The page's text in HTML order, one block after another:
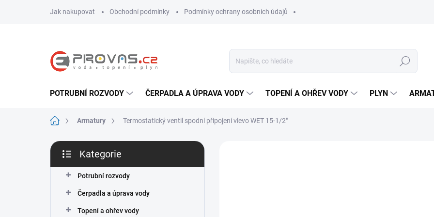
Jak nakupovat Obchodní podmínky Podmínky ochrany osobních údajů
Hledat
POTRUBNÍ ROZVODY ČERPADLA A ÚPRAVA VODY TOPENÍ A OHŘEV VODY PLYN
Domů Armatury Termostatický ventil spodní připojení vlevo WET 15-1/2"
P
s
kategorie
Kategorie
Potrubní rozvody
Čerpadla a úprava vody
Topení a ohřev vody